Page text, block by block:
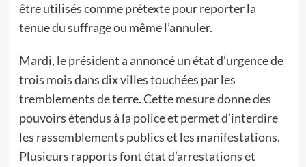
être utilisés comme prétexte pour reporter la
tenue du suffrage ou même l’annuler.
Mardi, le président a annoncé un état d’urgence de
trois mois dans dix villes touchées par les
tremblements de terre. Cette mesure donne des
pouvoirs étendus à la police et permet d’interdire
les rassemblements publics et les manifestations.
Plusieurs rapports font état d’arrestations et